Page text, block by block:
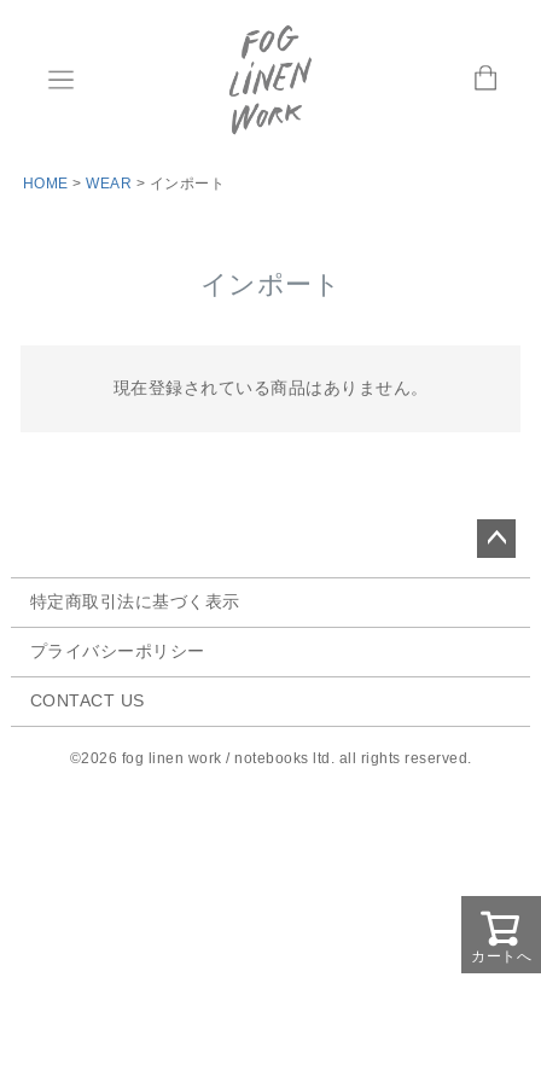
HOME WEAR インポート
インポート
現在登録されている商品はありません。
カートへ
ペー
ップ
特定商取引法に基づく表示
プライバシーポリシー
CONTACT US
©2026 fog linen work / notebooks ltd. all rights reserved.